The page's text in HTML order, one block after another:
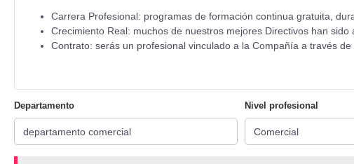
Carrera Profesional: programas de formación continua gratuita,
Crecimiento Real: muchos de nuestros mejores Directivos han sido
Contrato: serás un profesional vinculado a la Compañía a través
Departamento Nivel profesional